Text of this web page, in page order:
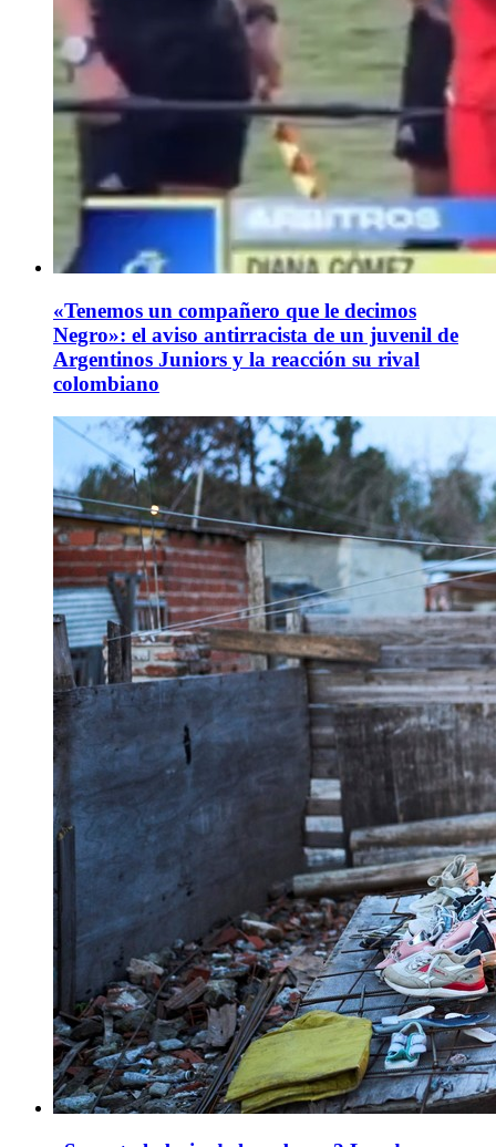
«Tenemos un compañero que le decimos
Negro»: el aviso antirracista de un juvenil de
Argentinos Juniors y la reacción su rival
colombiano